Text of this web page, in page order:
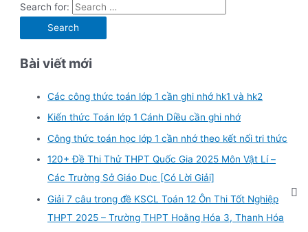
Search for:
Bài viết mới
Các công thức toán lớp 1 cần ghi nhớ hk1 và hk2
Kiến thức Toán lớp 1 Cánh Diều cần ghi nhớ
Công thức toán học lớp 1 cần nhớ theo kết nối tri thức
120+ Đề Thi Thử THPT Quốc Gia 2025 Môn Vật Lí –
Các Trường Sở Giáo Dục [Có Lời Giải]
Giải 7 câu trong đề KSCL Toán 12 Ôn Thi Tốt Nghiệp
THPT 2025 – Trường THPT Hoằng Hóa 3, Thanh Hóa